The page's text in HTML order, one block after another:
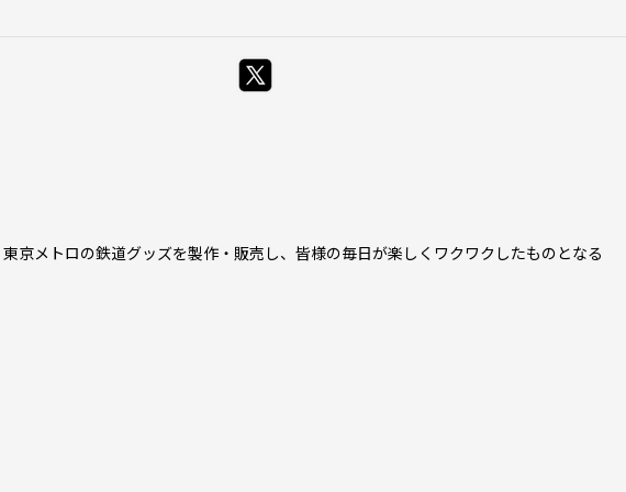
京メトロの鉄道グッズを製作・販売し、皆様の毎日が楽しくワクワクしたものとなる